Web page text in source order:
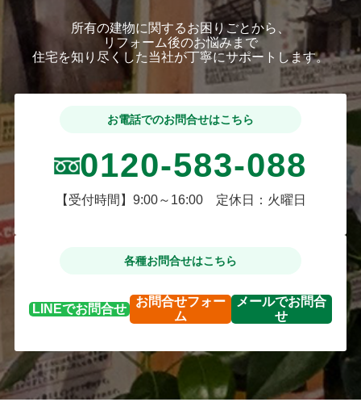
所有の建物に関するお困りごとから、
リフォーム後のお悩みまで
住宅を知り尽くした当社が丁寧にサポートします。
お電話でのお問合せはこちら
0120-583-088
【受付時間】9:00～16:00 定休日：火曜日
各種お問合せはこちら
LINEでお問合せ
お問合せフォー
ム
メールでお問合
せ